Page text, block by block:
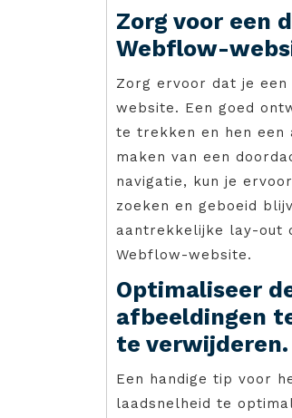
Zorg voor een
Webflow-
Zorg ervoor dat je
website. Een goed
te trekken en hen een
maken van een
navigatie, kun je
zoeken en geboeid
aantrekkelijke lay-out
Webflow-website.
Optimaliseer
afbeeldingen
te verwijderen.
Een handige tip voor
laadsnelheid te